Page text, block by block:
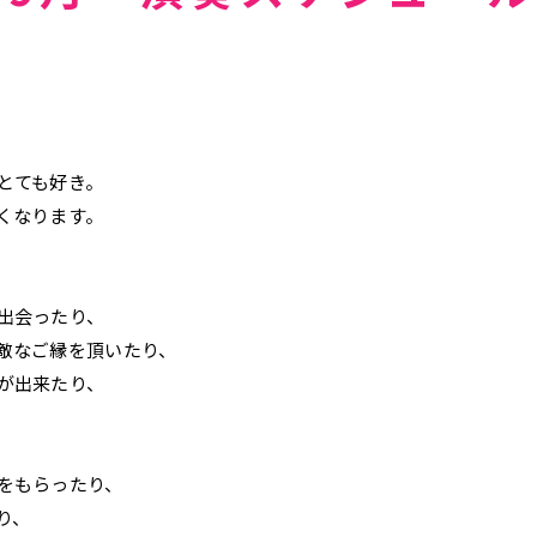
も好き。
ります。
ったり、
ご縁を頂いたり、
来たり、
らったり、